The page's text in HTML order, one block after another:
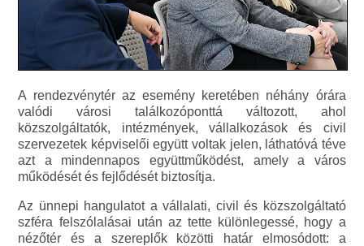
A rendezvénytér az esemény keretében néhány órára
valódi városi találkozóponttá változott, ahol
közszolgáltatók, intézmények, vállalkozások és civil
szervezetek képviselői együtt voltak jelen, láthatóvá téve
azt a mindennapos együttműködést, amely a város
működését és fejlődését biztosítja.
Az ünnepi hangulatot a vállalati, civil és közszolgáltató
szféra felszólalásai után az tette különlegessé, hogy a
nézőtér és a szereplők közötti határ elmosódott: a